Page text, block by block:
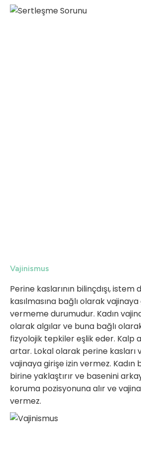
Vajinismus
Perine kaslarının bilinçdışı, istem
kasılmasına bağlı olarak vajinaya
vermeme durumudur. Kadın
olarak algılar ve buna bağlı
fizyolojik tepkiler eşlik eder. Kalp
artar. Lokal olarak perine kasları
vajinaya girişe izin vermez. Kadın
birine yaklaştırır ve basenini
koruma pozisyonuna alır ve
vermez.